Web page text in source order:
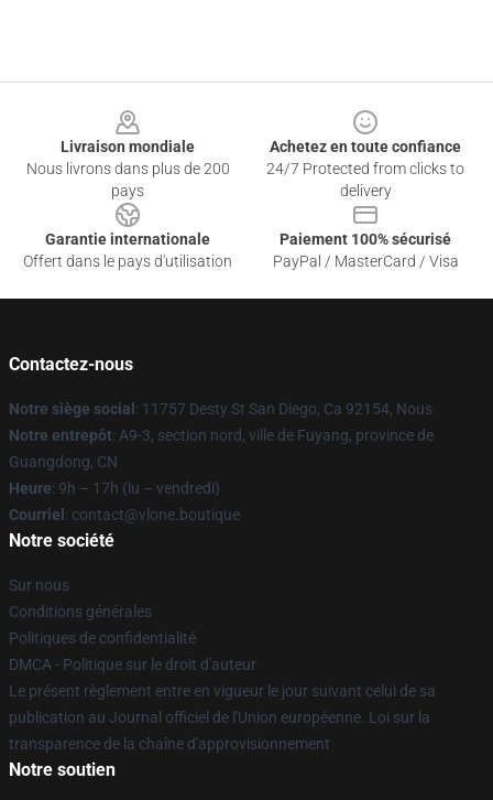
Livraison mondiale
Nous livrons dans plus de 200
pays
Achetez en toute confiance
24/7 Protected from clicks to
delivery
Garantie internationale
Offert dans le pays d'utilisation
Paiement 100% sécurisé
PayPal / MasterCard / Visa
Contactez-nous
Notre siège social : 11757 Desty St San Diego, Ca 92154, Nous
Notre entrepôt: A9-3, section nord, ville de Fuyang, province de
Guangdong, CN
Heure: 9h – 17h (lu – vendredi)
Courriel : contact@vlone.boutique
Notre société
Sur nous
Conditions générales
Politiques de confidentialité
DMCA - Politique sur le droit d'auteur
Le présent règlement entre en vigueur le jour suivant celui de sa
publication au Journal officiel de l'Union européenne. Loi sur la
transparence de la chaîne d'approvisionnement
Notre soutien